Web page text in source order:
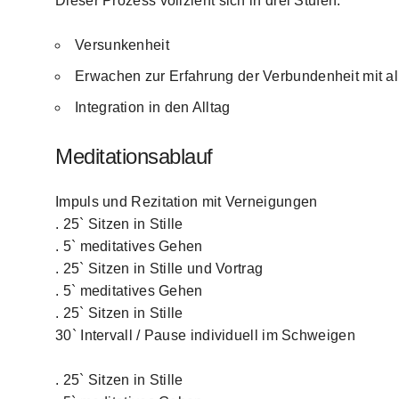
Versunkenheit
Erwachen zur Erfahrung der Verbundenheit mit
Integration in den Alltag
Meditationsablauf
Impuls und Rezitation mit Verneigungen
. 25` Sitzen in Stille
. 5` meditatives Gehen
. 25` Sitzen in Stille und Vortrag
. 5` meditatives Gehen
. 25` Sitzen in Stille
30` Intervall / Pause individuell im Schweigen
. 25` Sitzen in Stille